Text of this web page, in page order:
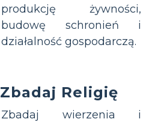
produkcję żywności,
budowę schronień i
działalność gospodarczą.
Zbadaj Religię
Zbadaj wierzenia i